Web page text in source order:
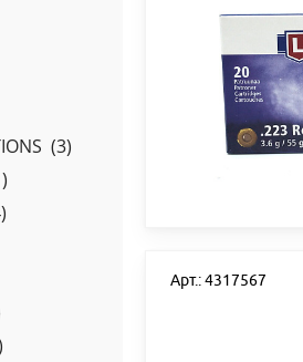
(3)
)
)
Арт.: 4317567